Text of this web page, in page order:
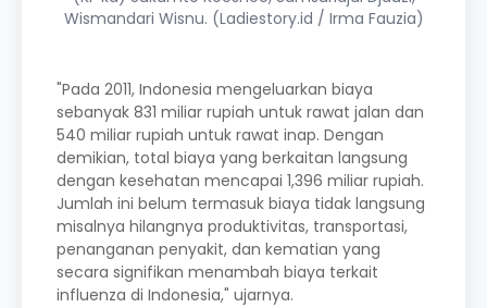
Wismandari Wisnu. (Ladiestory.id / Irma Fauzia)
"Pada 2011, Indonesia mengeluarkan biaya
sebanyak 831 miliar rupiah untuk rawat jalan dan
540 miliar rupiah untuk rawat inap. Dengan
demikian, total biaya yang berkaitan langsung
dengan kesehatan mencapai 1,396 miliar rupiah.
Jumlah ini belum termasuk biaya tidak langsung
misalnya hilangnya produktivitas, transportasi,
penanganan penyakit, dan kematian yang
secara signifikan menambah biaya terkait
influenza di Indonesia," ujarnya.